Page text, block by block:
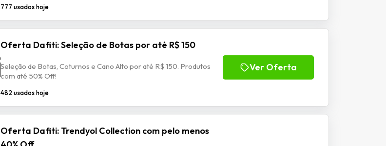
777 usados hoje
Oferta Dafiti: Seleção de Botas por até R$ 150
Seleção de Botas, Coturnos e Cano Alto por até R$ 150. Produtos
com até 50% Off!
482 usados hoje
Ver Oferta
Oferta Dafiti: Trendyol Collection com pelo menos